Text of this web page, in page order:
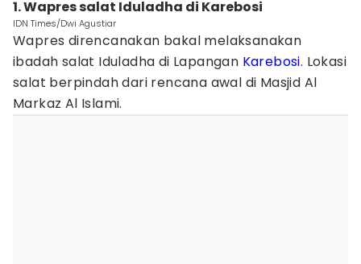
1. Wapres salat Iduladha di Karebosi
IDN Times/Dwi Agustiar
Wapres direncanakan bakal melaksanakan
ibadah salat Iduladha di Lapangan Karebosi. Lokasi
salat berpindah dari rencana awal di Masjid Al
Markaz Al Islami.